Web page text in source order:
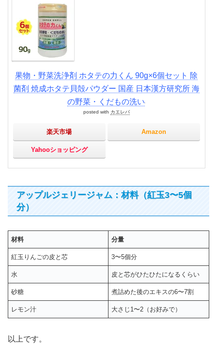
果物・野菜洗浄剤 ホタテの力くん 90g×6個セット 除
菌剤 焼成ホタテ貝殻パウダー 国産 日本漢方研究所 海
の野菜・くだもの洗い
posted with カエレバ
楽天市場 Amazon
Yahooショッピング
アップルジェリージャム：材料（紅玉3〜5個
分）
材料 分量
紅玉りんごの皮と芯 3〜5個分
水 皮と芯がひたひたになるくらい
砂糖 煮詰めた後のエキスの6〜7割
レモン汁 大さじ1〜2（お好みで）
以上です。